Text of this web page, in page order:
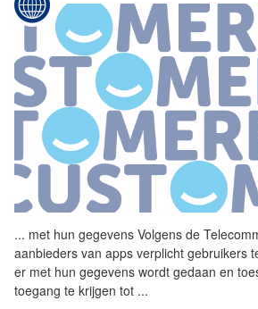
... met hun gegevens Volgens de
aanbieders van apps verplicht gebruikers
er met hun gegevens wordt gedaan en
toegang te krijgen tot ...